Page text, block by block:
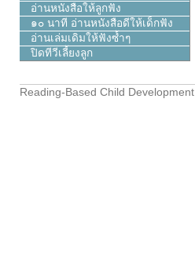
อ่านหนังสือให้ลูกฟัง
๑๐ นาที อ่านหนังสือดีให้เด็กฟัง
อ่านเล่มเดิมให้ฟังซ้ำๆ
ปิดทีวีเลี้ยงลูก
Reading-Based Child Development